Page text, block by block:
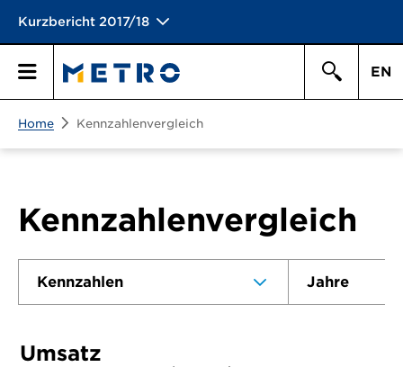
Kurzbericht 2017/18
Hauptmen\u00fc
EN
Home Kennzahlenvergleich
Kennzahlenvergleich
Kennzahlen Jahre
Umsatz